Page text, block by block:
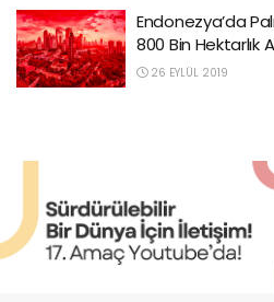
Endonezya’da
800 Bin Hektarlık
26 EYLÜL 2019